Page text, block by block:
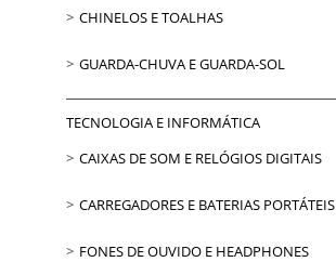
CHINELOS E TOALHAS
GUARDA-CHUVA E GUARDA-SOL
TECNOLOGIA E INFORMÁTICA
CAIXAS DE SOM E RELÓGIOS DIGITAIS
CARREGADORES E BATERIAS PORTÁTEIS
FONES DE OUVIDO E HEADPHONES